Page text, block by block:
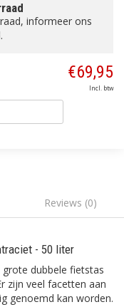
informeer ons
€69,95
Incl. btw
Reviews (0)
- 50 liter
grote dubbele fietstas
zijn veel facetten aan
genoemd kan worden.